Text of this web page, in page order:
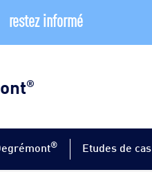
restez informé
®
® Etudes de cas